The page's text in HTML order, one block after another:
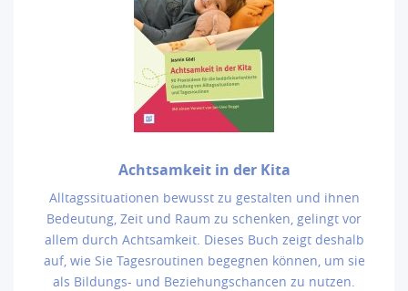
Achtsamkeit in der Kita
Alltagssituationen bewusst zu gestalten und ihnen
Bedeutung, Zeit und Raum zu schenken, gelingt vor
allem durch Achtsamkeit. Dieses Buch zeigt deshalb
auf, wie Sie Tagesroutinen begegnen können, um sie
als Bildungs- und Beziehungschancen zu nutzen.